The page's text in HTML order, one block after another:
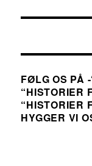
FØLG OS PÅ
“HISTORIER
“HISTORIER
HYGGER VI